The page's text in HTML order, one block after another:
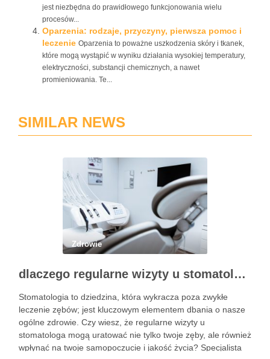
jest niezbędna do prawidłowego funkcjonowania wielu
procesów...
Oparzenia: rodzaje, przyczyny, pierwsza pomoc i
leczenie Oparzenia to poważne uszkodzenia skóry i tkanek,
które mogą wystąpić w wyniku działania wysokiej temperatury,
elektryczności, substancji chemicznych, a nawet
promieniowania. Te...
SIMILAR NEWS
Zdrowie
dlaczego regularne wizyty u stomatologa są kluczowe dla zdrowia jamy ustnej?
Stomatologia to dziedzina, która wykracza poza zwykłe
leczenie zębów; jest kluczowym elementem dbania o nasze
ogólne zdrowie. Czy wiesz, że regularne wizyty u
stomatologa mogą uratować nie tylko twoje zęby, ale również
wpłynąć na twoje samopoczucie i jakość życia? Specjalista